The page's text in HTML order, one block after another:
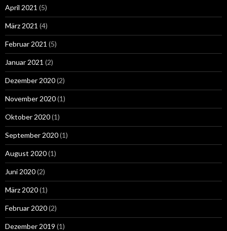
April 2021 (5)
März 2021 (4)
Februar 2021 (5)
Januar 2021 (2)
Dezember 2020(2)
November 2020(1)
Oktober 2020(1)
September 2020(1)
August 2020(1)
Juni 2020(2)
März 2020(1)
Februar 2020(2)
Dezember 2019 (1)